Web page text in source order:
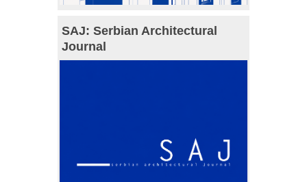
SAJ: Serbian Architectural
Journal